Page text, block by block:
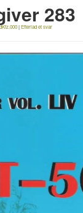
283
|Efterlad et svar